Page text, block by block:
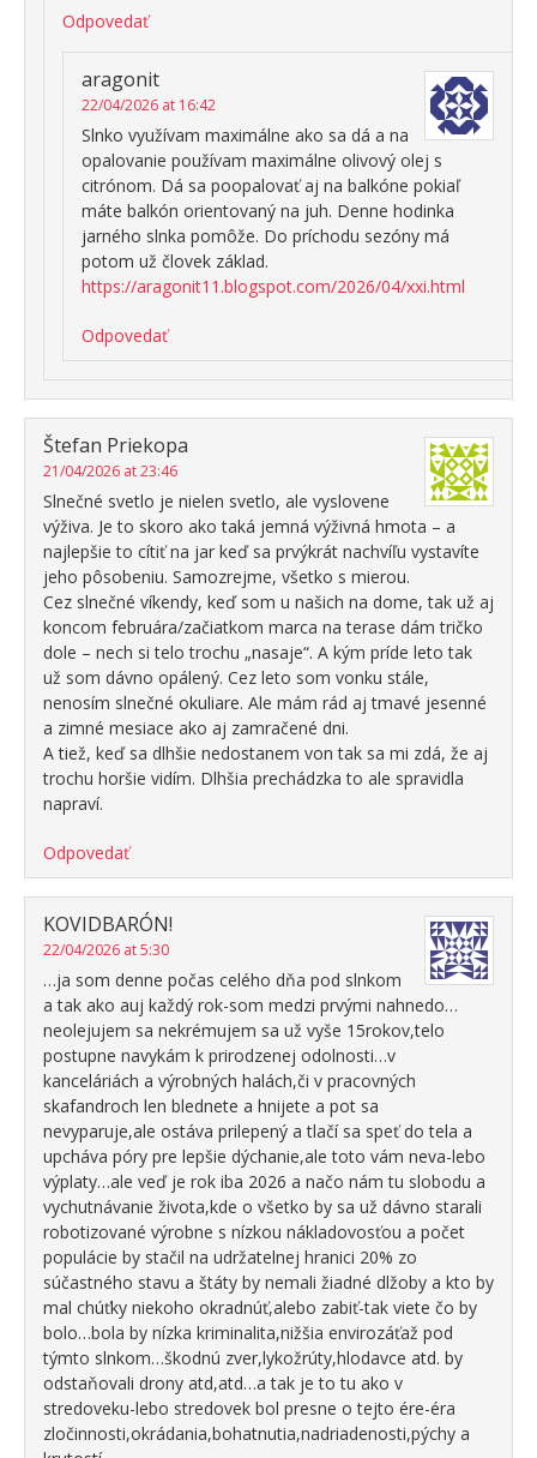
Odpovedať
aragonit
22/04/2026 at 16:42
Slnko využívam maximálne ako sa dá a na
opalovanie používam maximálne olivový olej s
citrónom. Dá sa poopalovať aj na balkóne pokiaľ
máte balkón orientovaný na juh. Denne hodinka
jarného slnka pomôže. Do príchodu sezóny má
potom už človek základ.
https://aragonit11.blogspot.com/2026/04/xxi.html
Odpovedať
Štefan Priekopa
21/04/2026 at 23:46
Slnečné svetlo je nielen svetlo, ale vyslovene
výživa. Je to skoro ako taká jemná výživná hmota – a
najlepšie to cítiť na jar keď sa prvýkrát nachvíľu vystavíte
jeho pôsobeniu. Samozrejme, všetko s mierou.
Cez slnečné víkendy, keď som u našich na dome, tak už aj
koncom februára/začiatkom marca na terase dám tričko
dole – nech si telo trochu „nasaje“. A kým príde leto tak
už som dávno opálený. Cez leto som vonku stále,
nenosím slnečné okuliare. Ale mám rád aj tmavé jesenné
a zimné mesiace ako aj zamračené dni.
A tiež, keď sa dlhšie nedostanem von tak sa mi zdá, že aj
trochu horšie vidím. Dlhšia prechádzka to ale spravidla
napraví.
Odpovedať
KOVIDBARÓN!
22/04/2026 at 5:30
…ja som denne počas celého dňa pod slnkom
a tak ako auj každý rok-som medzi prvými nahnedo…
neolejujem sa nekrémujem sa už vyše 15rokov,telo
postupne navykám k prirodzenej odolnosti…v
kanceláriách a výrobných halách,či v pracovných
skafandroch len blednete a hnijete a pot sa
nevyparuje,ale ostáva prilepený a tlačí sa speť do tela a
upcháva póry pre lepšie dýchanie,ale toto vám neva-lebo
výplaty…ale veď je rok iba 2026 a načo nám tu slobodu a
vychutnávanie života,kde o všetko by sa už dávno starali
robotizované výrobne s nízkou nákladovosťou a počet
populácie by stačil na udržatelnej hranici 20% zo
súčastného stavu a štáty by nemali žiadné dlžoby a kto by
mal chúťky niekoho okradnúť,alebo zabiť-tak viete čo by
bolo…bola by nízka kriminalita,nižšia envirozáťaž pod
týmto slnkom…škodnú zver,lykožrúty,hlodavce atd. by
odstaňovali drony atd,atd…a tak je to tu ako v
stredoveku-lebo stredovek bol presne o tejto ére-éra
zločinnosti,okrádania,bohatnutia,nadriadenosti,pýchy a